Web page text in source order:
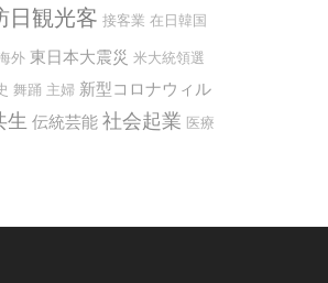
日観光客 接客業 在日韓国
外 東日本大震災 米大統領選
舞踊 主婦 新型コロナウィル
生 伝統芸能社会起業 医療